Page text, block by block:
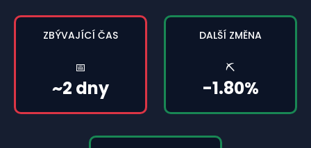
ZBÝVAJÍCÍ ČAS
📅
~2 dny
DALŠÍ ZMĚNA
⛏️
-1.80%